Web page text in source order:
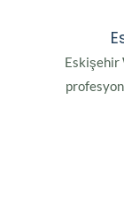
Eskişehir